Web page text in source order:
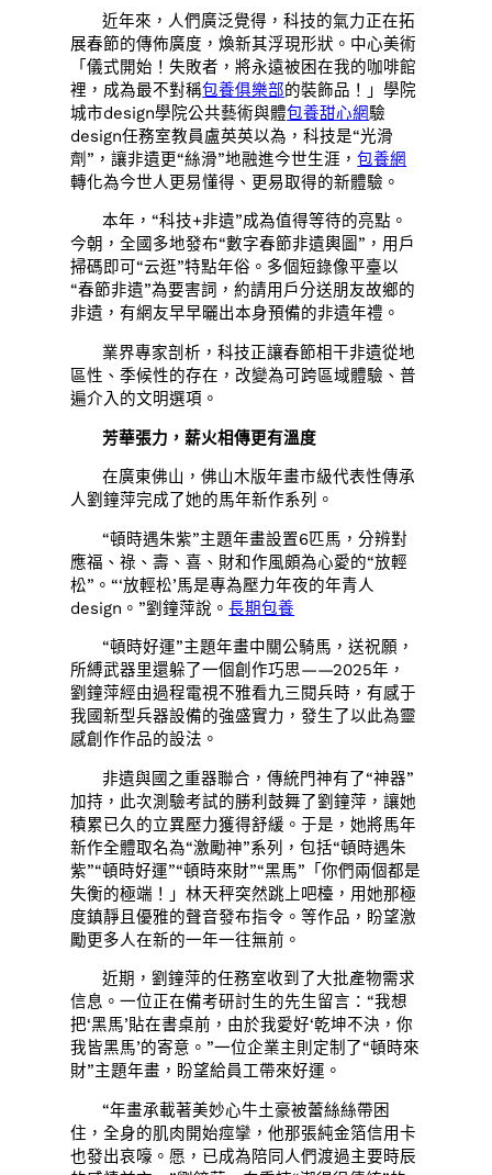
近年來，人們廣泛覺得，科技的氣力正在拓
展春節的傳佈廣度，煥新其浮現形狀。中心美術
「儀式開始！失敗者，將永遠被困在我的咖啡館
裡，成為最不對稱包養俱樂部的裝飾品！」學院
城市design學院公共藝術與體包養甜心網驗
design任務室教員盧英英以為，科技是“光滑
劑”，讓非遺更“絲滑”地融進今世生涯，包養網
轉化為今世人更易懂得、更易取得的新體驗。
本年，“科技+非遺”成為值得等待的亮點。
今朝，全國多地發布“數字春節非遺輿圖”，用戶
掃碼即可“云逛”特點年俗。多個短錄像平臺以
“春節非遺”為要害詞，約請用戶分送朋友故鄉的
非遺，有網友早早曬出本身預備的非遺年禮。
業界專家剖析，科技正讓春節相干非遺從地
區性、季候性的存在，改變為可跨區域體驗、普
遍介入的文明選項。
芳華張力，薪火相傳更有溫度
在廣東佛山，佛山木版年畫市級代表性傳承
人劉鐘萍完成了她的馬年新作系列。
“頓時遇朱紫”主題年畫設置6匹馬，分辨對
應福、祿、壽、喜、財和作風頗為心愛的“放輕
松”。“‘放輕松’馬是專為壓力年夜的年青人
design。”劉鐘萍說。長期包養
“頓時好運”主題年畫中關公騎馬，送祝願，
所縛武器里還躲了一個創作巧思——2025年，
劉鐘萍經由過程電視不雅看九三閱兵時，有感于
我國新型兵器設備的強盛實力，發生了以此為靈
感創作作品的設法。
非遺與國之重器聯合，傳統門神有了“神器”
加持，此次測驗考試的勝利鼓舞了劉鐘萍，讓她
積累已久的立異壓力獲得舒緩。于是，她將馬年
新作全體取名為“激勵神”系列，包括“頓時遇朱
紫”“頓時好運”“頓時來財”“黑馬”「你們兩個都是
失衡的極端！」林天秤突然跳上吧檯，用她那極
度鎮靜且優雅的聲音發布指令。等作品，盼望激
勵更多人在新的一年一往無前。
近期，劉鐘萍的任務室收到了大批產物需求
信息。一位正在備考研討生的先生留言：“我想
把‘黑馬’貼在書桌前，由於我愛好‘乾坤不決，你
我皆黑馬’的寄意。”一位企業主則定制了“頓時來
財”主題年畫，盼望給員工帶來好運。
“年畫承載著美妙心牛土豪被蕾絲絲帶困
住，全身的肌肉開始痙攣，他那張純金箔信用卡
也發出哀嚎。愿，已成為陪同人們渡過主要時辰